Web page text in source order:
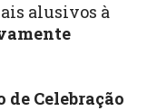
alusivos à
de Celebração